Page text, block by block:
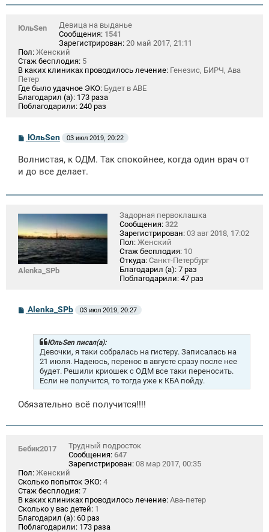
и
ЮльSen
Девица на выданье
Сообщения: 1541
Зарегистрирован: 20 май 2017, 21:11
Пол: Женский
Стаж бесплодия: 5
В каких клиниках проводилось лечение: Генезис, БИРЧ, Ава
Петер
Где было удачное ЭКО: Будет в АВЕ
Благодарил (а): 173 раза
Поблагодарили: 240 раз
С
о
б
щ
е
и
ЮльSen 03 июл 2019, 20:22
Волнистая, к ОДМ. Так спокойнее, когда один врач от
и до все делает.
Alenka_SPb
Задорная первоклашка
Сообщения: 322
Зарегистрирован: 03 авг 2018, 17:02
Пол: Женский
Стаж бесплодия: 10
Откуда: Санкт-Петербург
Благодарил (а): 7 раз
Поблагодарили: 47 раз
С
о
Alenka_SPb 03 июл 2019, 20:27
ЮльSen писал(а):
Девочки, я таки собралась на гистеру. Записалась на
21 июля. Надеюсь, перенос в августе сразу после нее
будет. Решили криошек с ОДМ все таки переносить.
Если не получится, то тогда уже к КБА пойду.
Обязательно всё получится!!!!
Бебик2017
Трудный подросток
Сообщения: 647
Зарегистрирован: 08 мар 2017, 00:35
Пол: Женский
Сколько попыток ЭКО: 4
Стаж бесплодия: 7
В каких клиниках проводилось лечение: Ава-петер
Сколько у вас детей: 1
Благодарил (а): 60 раз
Поблагодарили: 173 раза